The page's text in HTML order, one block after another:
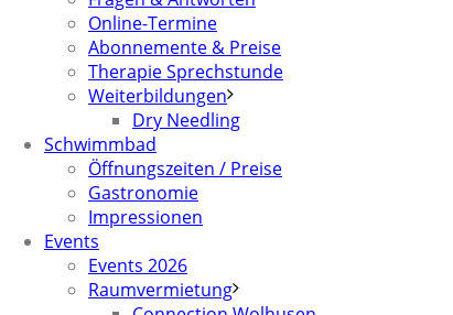
Online-Termine
Abonnemente & Preise
Therapie Sprechstunde
Weiterbildungen
Dry Needling
Schwimmbad
Öffnungszeiten / Preise
Gastronomie
Impressionen
Events
Events 2026
Raumvermietung